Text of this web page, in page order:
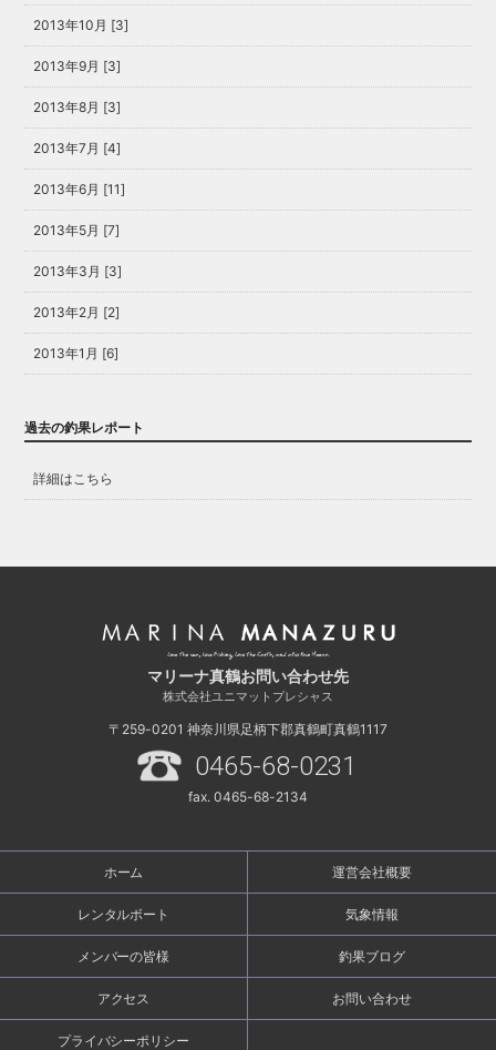
2013年10月 [3]
2013年9月 [3]
2013年8月 [3]
2013年7月 [4]
2013年6月 [11]
2013年5月 [7]
2013年3月 [3]
2013年2月 [2]
2013年1月 [6]
過去の釣果レポート
詳細はこちら
マリーナ真鶴お問い合わせ先
株式会社ユニマットプレシャス
〒259-0201 神奈川県足柄下郡真鶴町真鶴1117
0465-68-0231
fax. 0465-68-2134
ホーム 運営会社概要
レンタルボート 気象情報
メンバーの皆様 釣果ブログ
アクセス お問い合わせ
プライバシーポリシー